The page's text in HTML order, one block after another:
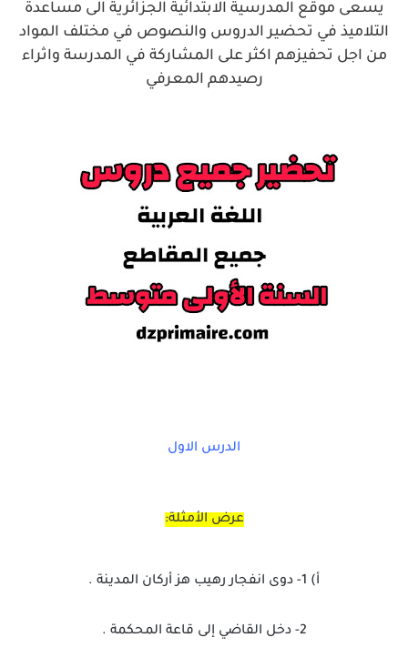
يسعى موقع المدرسية الابتدائية الجزائرية الى مساعدة
التلاميذ في تحضير الدروس والنصوص في مختلف المواد
من اجل تحفيزهم اكثر على المشاركة في المدرسة واثراء
رصيدهم المعرفي
الدرس الاول
عرض الأمثلة:
أ) 1- دوى انفجار رهيب هز أركان المدينة .
2- دخل القاضي إلى قاعة المحكمة .